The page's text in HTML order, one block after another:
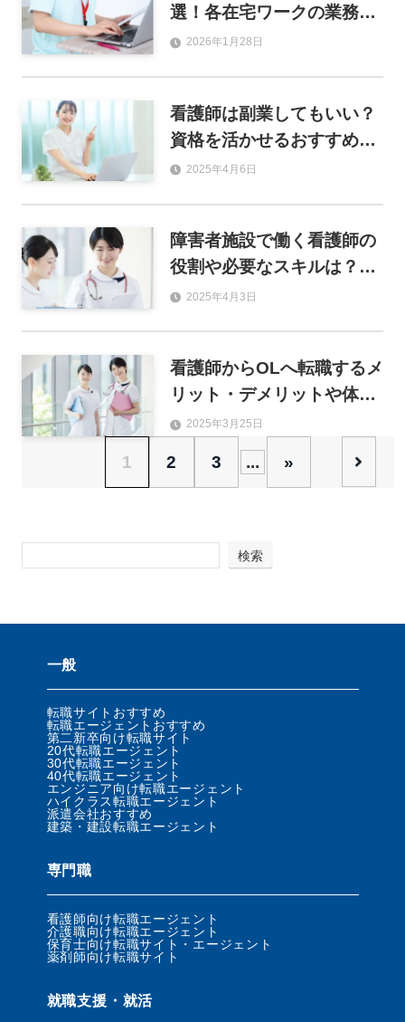
選！各在宅ワークの業務内
容や給料、求人の探し方を
2026年1月28日
看護師は副業してもいい？
資格を活かせるおすすめ副
業12選と注意点を解説
2025年4月6日
障害者施設で働く看護師の
役割や必要なスキルは？転
職時にチェックすべき項目
2025年4月3日
看護師からOLへ転職するメ
リット・デメリットや体験
談を解説
2025年3月25日
1 2 3 ... »
検索
一般
転職サイトおすすめ
転職エージェントおすすめ
第二新卒向け転職サイト
20代転職エージェント
30代転職エージェント
40代転職エージェント
エンジニア向け転職エージェント
ハイクラス転職エージェント
派遣会社おすすめ
建築・建設転職エージェント
専門職
看護師向け転職エージェント
介護職向け転職エージェント
保育士向け転職サイト・エージェント
薬剤師向け転職サイト
就職支援・就活